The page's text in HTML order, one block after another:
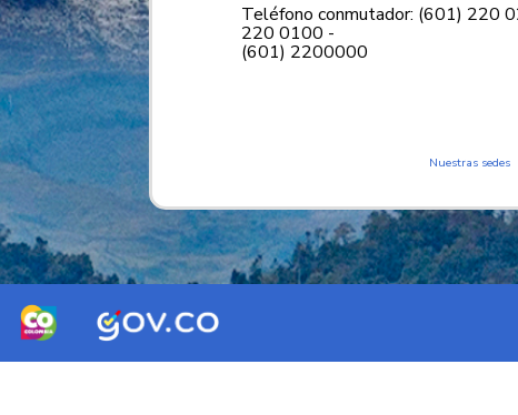
Teléfono conmutador: (601) 220
220 0100 -
(601) 2200000
Nuestras sedes